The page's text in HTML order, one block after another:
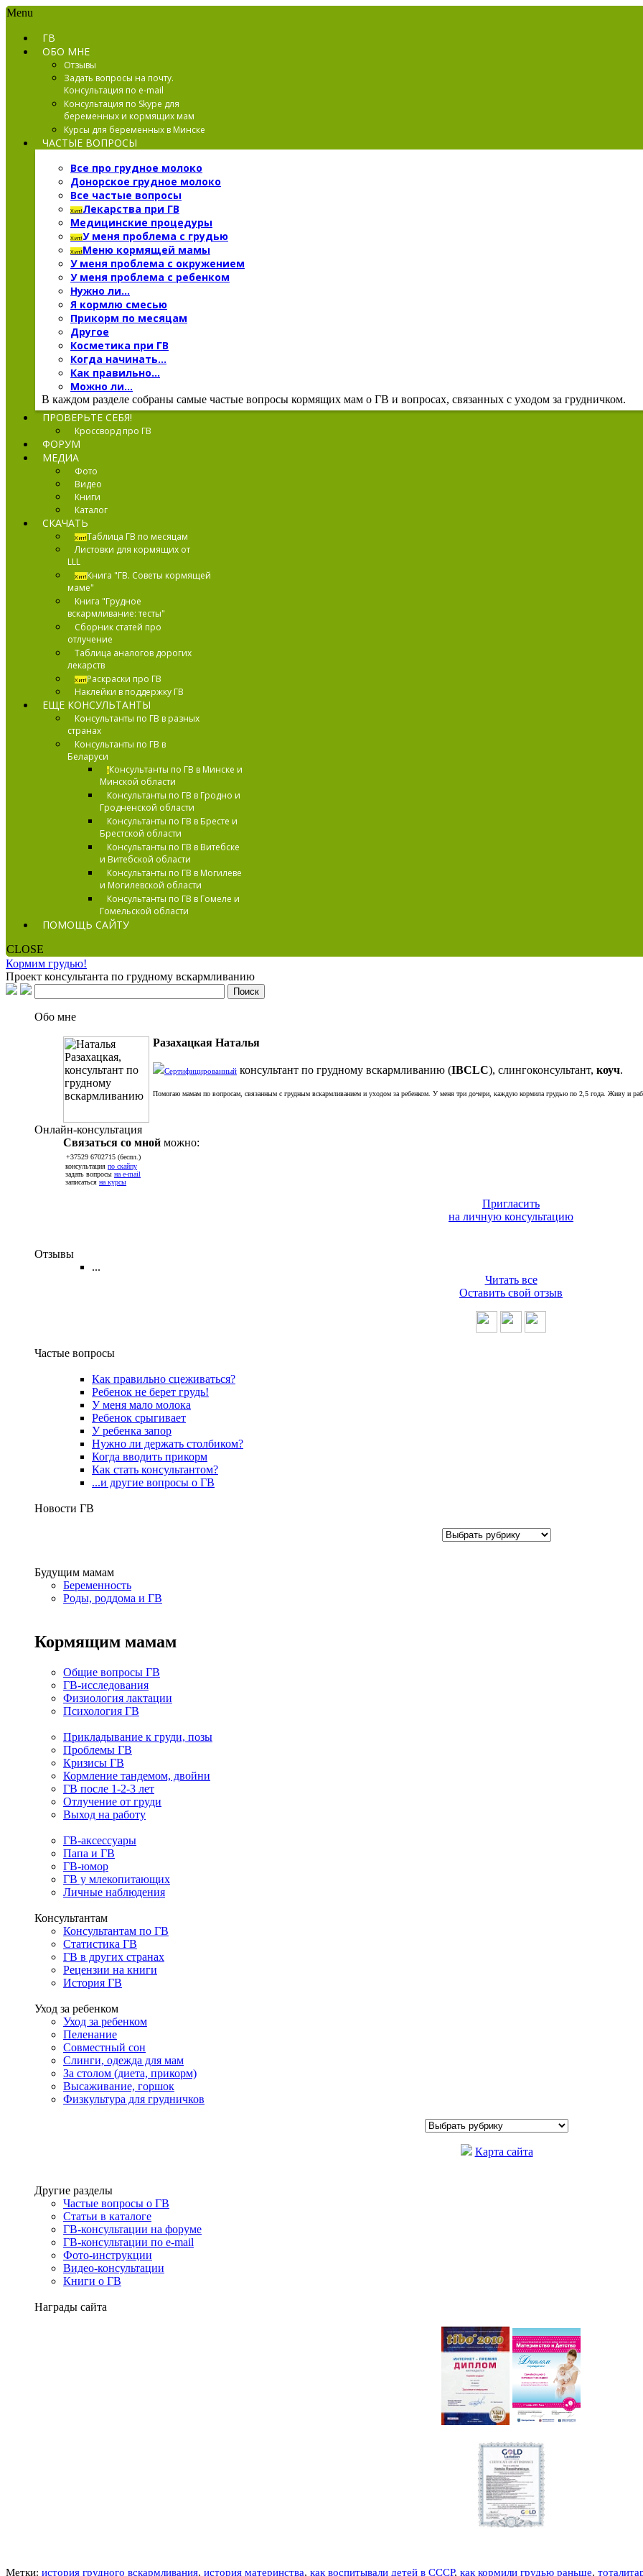
Menu
ГВ
ОБО МНЕ
Отзывы
Задать вопросы на почту.
Консультация по e-mail
Консультация по Skype для
беременных и кормящих мам
Курсы для беременных в Минске
ЧАСТЫЕ ВОПРОСЫ
Все про грудное молоко
Донорское грудное молоко
Все частые вопросы
Хит!Лекарства при ГВ
Медицинские процедуры
Хит!У меня проблема с грудью
Хит!Меню кормящей мамы
У меня проблема с окружением
У меня проблема с ребенком
Нужно ли…
Я кормлю смесью
Прикорм по месяцам
Другое
Косметика при ГВ
Когда начинать...
Как правильно...
Можно ли...
В каждом разделе собраны самые частые вопросы кормящих мам о ГВ и вопросах, связанных с уходом за грудничком.
ПРОВЕРЬТЕ СЕБЯ!
Кроссворд про ГВ
ФОРУМ
МЕДИА
Фото
Видео
Книги
Каталог
СКАЧАТЬ
Хит!Таблица ГВ по месяцам
Листовки для кормящих от
LLL
Хит!Книга "ГВ. Советы кормящей
маме"
Книга "Грудное
вскармливание: тесты"
Сборник статей про
отлучение
Таблица аналогов дорогих
лекарств
Хит!Раскраски про ГВ
Наклейки в поддержку ГВ
ЕЩЕ КОНСУЛЬТАНТЫ
Консультанты по ГВ в разных
странах
Консультанты по ГВ в
Беларуси
!Консультанты по ГВ в Минске и
Минской области
Консультанты по ГВ в Гродно и
Гродненской области
Консультанты по ГВ в Бресте и
Брестской области
Консультанты по ГВ в Витебске
и Витебской области
Консультанты по ГВ в Могилеве
и Могилевской области
Консультанты по ГВ в Гомеле и
Гомельской области
ПОМОЩЬ САЙТУ
CLOSE
Кормим грудью!
Проект консультанта по грудному вскармливанию
Обо мне
Разахацкая Наталья
Сертифицированный консультант по грудному вскармливанию (IBCLC), слингоконсультант, коуч.
Помогаю мамам по вопросам, связанным с грудным вскармливанием и уходом за ребенком. У меня три дочери, каждую кормила грудью по 2,5 года. Живу и
Онлайн-консультация
Связаться со мной можно:
+37529 6702715 (беспл.)
консультация по скайпу
задать вопросы на e-mail
записаться на курсы
Пригласить
на личную консультацию
Отзывы
...
Читать все
Оставить свой отзыв
Частые вопросы
Как правильно сцеживаться?
Ребенок не берет грудь!
У меня мало молока
Ребенок срыгивает
У ребенка запор
Нужно ли держать столбиком?
Когда вводить прикорм
Как стать консультантом?
...и другие вопросы о ГВ
Новости ГВ
Будущим мамам
Беременность
Роды, роддома и ГВ
Кормящим мамам
Общие вопросы ГВ
ГВ-исследования
Физиология лактации
Психология ГВ
Прикладывание к груди, позы
Проблемы ГВ
Кризисы ГВ
Кормление тандемом, двойни
ГВ после 1-2-3 лет
Отлучение от груди
Выход на работу
ГВ-аксессуары
Папа и ГВ
ГВ-юмор
ГВ у млекопитающих
Личные наблюдения
Консультантам
Консультантам по ГВ
Статистика ГВ
ГВ в других странах
Рецензии на книги
История ГВ
Уход за ребенком
Уход за ребенком
Пеленание
Совместный сон
Слинги, одежда для мам
За столом (диета, прикорм)
Высаживание, горшок
Физкультура для грудничков
Карта сайта
Другие разделы
Частые вопросы о ГВ
Статьи в каталоге
ГВ-консультации на форуме
ГВ-консультации по e-mail
Фото-инструкции
Видео-консультации
Книги о ГВ
Награды сайта
Метки: история грудного вскармливания, история материнства, как воспитывали детей в СССР, как кормили грудью раньше,